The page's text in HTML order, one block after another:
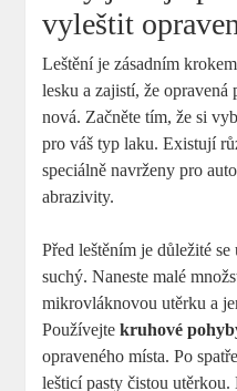
vyleštit
Leštění je zásadním
lesku a zajistí, že
nová. Začněte tím, že si
pro váš typ laku. Existují
speciálně navrženy pro
abrazivity.
Před leštěním je důležité
suchý. Naneste malé
mikrovláknovou utěrku a
Používejtekruhové
opraveného místa. Po
lešticí pasty čistou